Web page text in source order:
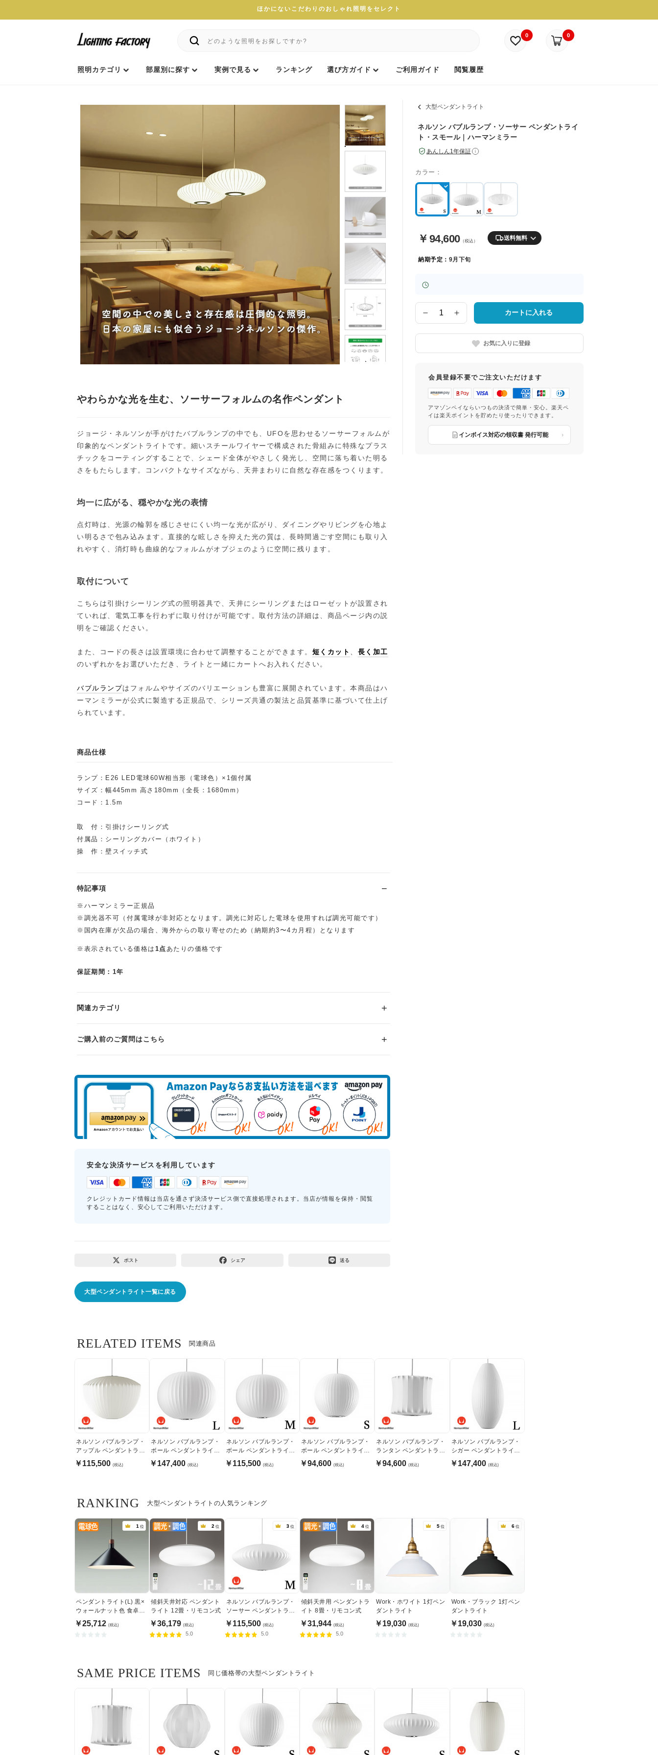
ほかにないこだわりのおしゃれ照明をセレクト
0 0
照明カテゴリ 部屋別に探す 実例で見る ランキング 選び方ガイド ご利用ガイド 閲覧履歴
大型ペンダントライト
ネルソン バブルランプ・ソーサー ペンダントライ
ト・スモール｜ハーマンミラー
あんしん1年保証 i
カラー：
￥ 94,600（税込） 送料無料
納期予定： 9月下旬
数
量
カートに入れる
お気に入りに登録
会員登録不要でご注文いただけます
アマゾンペイならいつもの決済で簡単・安心。楽天ペ
イは楽天ポイントを貯めたり使ったりできます。
インボイス対応の領収書 発行可能
やわらかな光を生む、ソーサーフォルムの名作ペンダント
ジョージ・ネルソンが手がけたバブルランプの中でも、UFOを思わせるソーサーフォルムが
印象的なペンダントライトです。細いスチールワイヤーで構成された骨組みに特殊なプラス
チックをコーティングすることで、シェード全体がやさしく発光し、空間に落ち着いた明る
さをもたらします。コンパクトなサイズながら、天井まわりに自然な存在感をつくります。
均一に広がる、穏やかな光の表情
点灯時は、光源の輪郭を感じさせにくい均一な光が広がり、ダイニングやリビングを心地よ
い明るさで包み込みます。直接的な眩しさを抑えた光の質は、長時間過ごす空間にも取り入
れやすく、消灯時も曲線的なフォルムがオブジェのように空間に残ります。
取付について
こちらは引掛けシーリング式の照明器具で、天井にシーリングまたはローゼットが設置され
ていれば、電気工事を行わずに取り付けが可能です。取付方法の詳細は、商品ページ内の説
明をご確認ください。
また、コードの長さは設置環境に合わせて調整することができます。 短くカット
長く加工
のいずれかをお選びいただき、ライトと一緒にカートへお入れください。
バブルランプはフォルムやサイズのバリエーションも豊富に展開されています。本商品はハ
ーマンミラーが公式に製造する正規品で、シリーズ共通の製法と品質基準に基づいて仕上げ
られています。
商品仕様
ランプ：E26 LED電球60W相当形（電球色）×1個付属
サイズ：幅445mm 高さ180mm（全長：1680mm）
コード：1.5m
取 付：引掛けシーリング式
付属品：シーリングカバー（ホワイト）
操 作：壁スイッチ式
特記事項
※ハーマンミラー正規品
※調光器不可（付属電球が非対応となります。調光に対応した電球を使用すれば調光可能です）
※国内在庫が欠品の場合、海外からの取り寄せのため（納期約3〜4カ月程）となります
※表示されている価格は 1点あたりの価格です
保証期間：1年
関連カテゴリ
ご購入前のご質問はこちら
安全な決済サービスを利用しています
クレジットカード情報は当店を通さず決済サービス側で直接処理されます。当店が情報を保持・閲覧
することはなく、安心してご利用いただけます。
ポスト シェア 送る
大型ペンダントライト一覧に戻る
関連商品
RELATED ITEMS
ネルソン バブルランプ・
アップル ペンダントライ
ト｜ハーマンミラー
￥115,500 (税込)
ネルソン バブルランプ・
ボール ペンダントライ
ト・ラージ｜ハーマンミ
ラー
￥147,400 (税込)
ネルソン バブルランプ・
ボール ペンダントライ
ト・ミディアム｜ハーマ
ンミラー
￥115,500 (税込)
ネルソン バブルランプ・
ボール ペンダントライ
ト・スモール｜ハーマン
ミラー
￥94,600 (税込)
ネルソン バブルランプ・
ランタン ペンダントライ
ト｜ハーマンミラー
￥94,600 (税込)
ネルソン バブルランプ・
シガー ペンダントライ
ト・ラージ｜ハーマンミ
ラー
￥147,400 (税込)
大型ペンダントライトの人気ランキング
RANKING
1 位
ペンダントライト(L) 黒×
ウォールナット色 食卓照
明 | 100W
￥25,712 (税込)
2 位
傾斜天井対応 ペンダント
ライト 12畳・リモコン式
￥36,179 (税込)
5.0
3 位
ネルソン バブルランプ・
ソーサー ペンダントライ
ト・ミディアム｜ハーマ
ンミラー
￥115,500 (税込)
5.0
4 位
傾斜天井用 ペンダントラ
イト 8畳・リモコン式
￥31,944 (税込)
5.0
5 位
Work・ホワイト 1灯ペン
ダントライト
￥19,030 (税込)
6 位
Work・ブラック 1灯ペン
ダントライト
￥19,030 (税込)
同じ価格帯の大型ペンダントライト
SAME PRICE ITEMS